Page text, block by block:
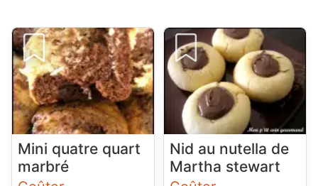
Mini quatre quart
marbré
Nid au nutella de
Martha stewart